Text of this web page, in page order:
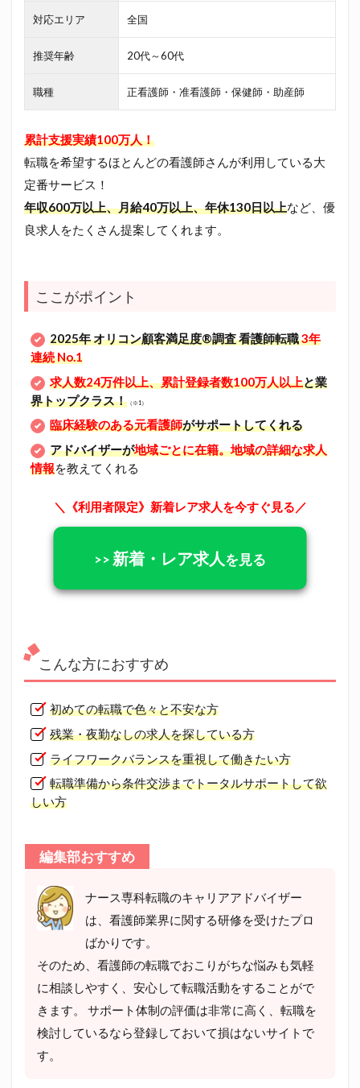
対応エリア 全国
推奨年齢 20代～60代
職種 正看護師・准看護師・保健師・助産師
累計支援実績100万人！
転職を希望するほとんどの看護師さんが利用している大
定番サービス！
年収600万以上、月給40万以上、年休130日以上など、優
良求人をたくさん提案してくれます。
ここがポイント
2025年 オリコン顧客満足度®調査 看護師転職3年
連続 No.1
求人数24万件以上、累計登録者数100万人以上と業
界トップクラス！（※1）
臨床経験のある元看護師がサポートしてくれる
アドバイザーが地域ごとに在籍。地域の詳細な求人
情報を教えてくれる
＼《利用者限定》新着レア求人を今すぐ見る／
>> 新着・レア求人 を見る
こんな方におすすめ
初めての転職で色々と不安な方
残業・夜勤なしの求人を探している方
ライフワークバランスを重視して働きたい方
転職準備から条件交渉までトータルサポートして欲
しい方
編集部おすすめ
ナース専科転職のキャリアアドバイザー
は、看護師業界に関する研修を受けたプロ
ばかりです。
そのため、看護師の転職でおこりがちな悩みも気軽
に相談しやすく、安心して転職活動をすることがで
きます。 サポート体制の評価は非常に高く、転職を
検討しているなら登録しておいて損はないサイトで
す。